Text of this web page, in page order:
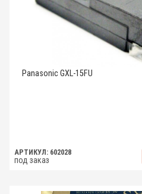
Panasonic GXL-15FU
АРТИКУЛ: 602028
под заказ